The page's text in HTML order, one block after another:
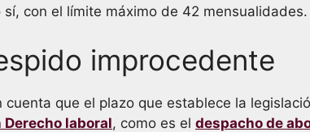
con el límite máximo de 42 mensualidades.
improcedente
que el plazo que establece la
laboral, como es el despacho de